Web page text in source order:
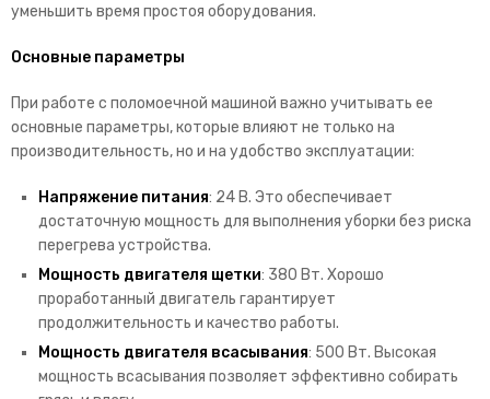
уменьшить время простоя оборудования.
Основные параметры
При работе с поломоечной машиной важно учитывать ее
основные параметры, которые влияют не только на
производительность, но и на удобство эксплуатации:
Напряжение питания: 24 В. Это обеспечивает
достаточную мощность для выполнения уборки без риска
перегрева устройства.
Мощность двигателя щетки: 380 Вт. Хорошо
проработанный двигатель гарантирует
продолжительность и качество работы.
Мощность двигателя всасывания: 500 Вт. Высокая
мощность всасывания позволяет эффективно собирать